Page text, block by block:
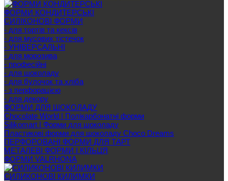
ФОРМИ КОНДИТЕРСЬКІ
СИЛІКОНОВІ ФОРМИ
- для тортів та кексів
- для мусових тістечок
- УНІВЕРСАЛЬНІ
- для морозива
- професійні
- для шоколаду
- для булочок та хліба
- з перфорацією
- для декору
ФОРМИ ДЛЯ ШОКОЛАДУ
Chocolate World | Полікарбонатні форми
Silikomart | Форми для шоколаду
Пластикові форми для шоколаду Choco Dreams
ПЕРФОРОВАНІ ФОРМИ ДЛЯ ТАРТ
МЕТАЛЕВІ ФОРМИ І КІЛЬЦЯ
ФОРМИ VALRHONA
СИЛИКОНОВІ КИЛИМКИ